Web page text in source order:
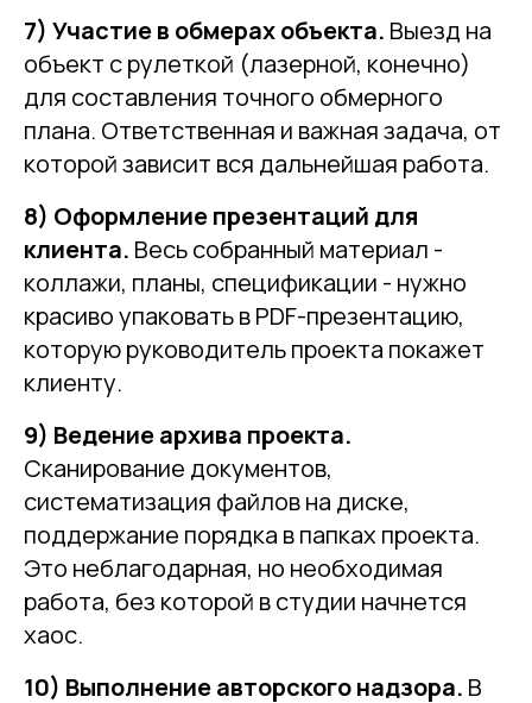
7) Участие в обмерах объекта. Выезд на
объект с рулеткой (лазерной, конечно)
для составления точного обмерного
плана. Ответственная и важная задача, от
которой зависит вся дальнейшая работа.
8) Оформление презентаций для
клиента. Весь собранный материал -
коллажи, планы, спецификации - нужно
красиво упаковать в PDF-презентацию,
которую руководитель проекта покажет
клиенту.
9) Ведение архива проекта.
Сканирование документов,
систематизация файлов на диске,
поддержание порядка в папках проекта.
Это неблагодарная, но необходимая
работа, без которой в студии начнется
хаос.
10) Выполнение авторского надзора. В